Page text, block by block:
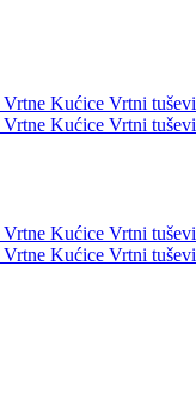
Vrtne Kućice Vrtni tuševi
Vrtne Kućice Vrtni tuševi
Vrtne Kućice Vrtni tuševi
Vrtne Kućice Vrtni tuševi